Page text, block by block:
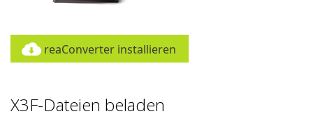
reaConverter installieren
X3F-Dateien beladen